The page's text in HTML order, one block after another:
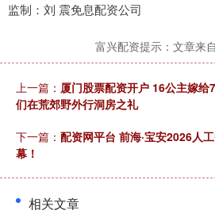
监制：刘 震免息配资公司
富兴配资提示：文章来
上一篇： 厦门股票配资开户 16公主嫁
们在荒郊野外行洞房之礼
下一篇： 配资网平台 前海·宝安2026人
幕！
相关文章